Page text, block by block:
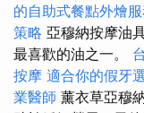
的自助式餐點外燴
策略 亞穆納按摩油
最喜歡的油之一。
按摩 適合你的假牙
業醫師 薰衣草亞穆